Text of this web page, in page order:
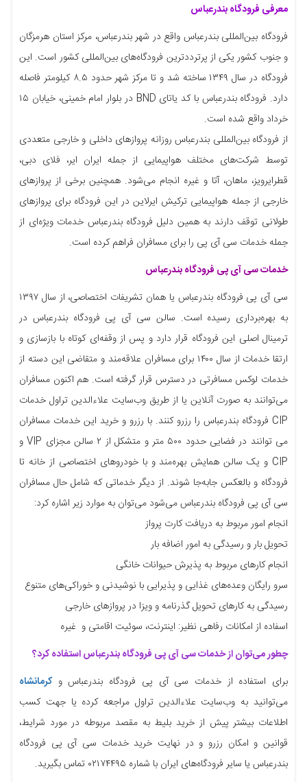
معرفی فرودگاه بندرعباس
فرودگاه بین‌المللی بندرعباس واقع در شهر بندرعباس، مرکز استان هرمزگان
و جنوب کشور یکی از پرترددترین فرودگاه‌های بین‌المللی کشور است. این
فرودگاه در سال ۱۳۴۹ ساخته شد و تا مرکز شهر حدود ۸.۵ کیلومتر فاصله
دارد. فرودگاه بندرعباس با کد یاتای BND در بلوار امام خمینی، خیابان ۱۵
خرداد واقع شده است.
از فرودگاه بین‌المللی بندرعباس روزانه پروازهای داخلی و خارجی متعددی
توسط شرکت‌های مختلف هواپیمایی از جمله ایران ایر، فلای دبی،
قطرایرویز، ماهان، آتا و غیره انجام می‌شود. همچنین برخی از پروازهای
خارجی از جمله هواپیمایی ترکیش ایرلاین در این فرودگاه برای پروازهای
طولانی توقف دارند به همین دلیل فرودگاه بندرعباس خدمات ویژه‌ای از
جمله خدمات سی آی پی را برای مسافران فراهم کرده است.
خدمات سی آی پی فرودگاه بندرعباس
سی آی پی فرودگاه بندرعباس یا همان تشریفات اختصاصی، از سال ۱۳۹۷
به بهره‌برداری رسیده است. سالن سی آی پی فرودگاه بندرعباس در
ترمینال اصلی این فرودگاه قرار دارد و پس از وقفه‌ای کوتاه با بازسازی و
ارتقا خدمات از سال ۱۴۰۰ برای مسافران علاقه‌مند و متقاضی این دسته از
خدمات لوکس مسافرتی در دسترس قرار گرفته است. هم اکنون مسافران
می‌توانند به صورت آنلاین یا از طریق وب‌سایت علاءالدین تراول خدمات
CIP فرودگاه بندرعباس را رزرو کنند. با رزرو و خرید این خدمات مسافران
می توانند در فضایی حدود ۵۰۰ متر و متشکل از ۲ سالن مجزای VIP و
CIP و یک سالن همایش بهره‌مند و با خودروهای اختصاصی از خانه تا
فرودگاه و بالعکس جابه‌جا شوند. از دیگر خدماتی که شامل حال مسافران
سی آی پی فرودگاه بندرعباس می‌شود می‌توان به موارد زیر اشاره کرد:
انجام امور مربوط به دریافت کارت پرواز
تحویل بار و رسیدگی به امور اضافه بار
انجام کارهای مربوط به پذیرش حیوانات خانگی
سرو رایگان وعده‌های غذایی و پذیرایی با نوشیدنی و خوراکی‌های متنوع
رسیدگی به کارهای تحویل گذرنامه و ویزا در پروازهای خارجی
اسفاده از امکانات رفاهی نظیر: اینترنت، سوئیت اقامتی و غیره
چطور می‌توان از خدمات سی آی پی فرودگاه بندرعباس استفاده کرد؟‌
برای استفاده از خدمات سی آی پی فرودگاه بندرعباس وکرمانشاه
می‌توانید به وب‌سایت علاءالدین تراول مراجعه کرده یا جهت کسب
اطلاعات بیشتر پیش از خرید بلیط به مقصد مربوطه در مورد شرایط،
قوانین و امکان رزرو و در نهایت خرید خدمات سی آی پی فرودگاه
بندرعباس یا سایر فرودگاه‌های ایران با شماره ۰۲۱۷۴۴۹۵ تماس بگیرید.